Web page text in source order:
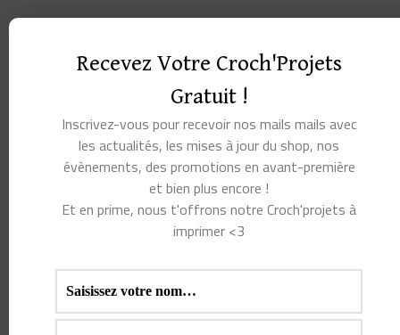
Recevez Votre Croch'Projets
Gratuit !
Inscrivez-vous pour recevoir nos mails mails avec
les actualités, les mises à jour du shop, nos
évènements, des promotions en avant-première
et bien plus encore !
Et en prime, nous t'offrons notre Croch'projets à
imprimer <3